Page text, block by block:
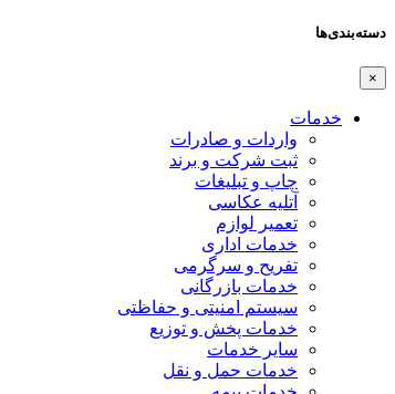
دسته‌بندی‌ها
×
خدمات
واردات و صادرات
ثبت شرکت و برند
چاپ و تبلیغات
آتلیه عکاسی
تعمیر لوازم
خدمات اداری
تفریح و سرگرمی
خدمات بازرگانی
سیستم امنیتی و حفاظتی
خدمات پخش و توزیع
سایر خدمات
خدمات حمل و نقل